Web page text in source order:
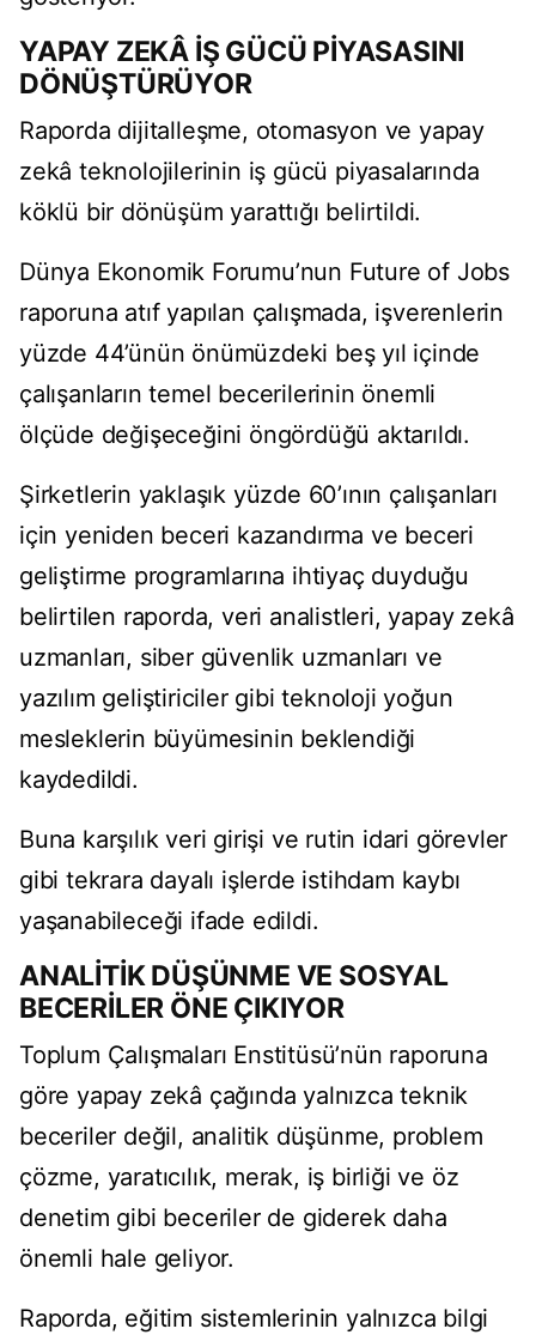
YAPAY ZEKÂ İŞ GÜCÜ PİYASASINI
DÖNÜŞTÜRÜYOR
Raporda dijitalleşme, otomasyon ve yapay
zekâ teknolojilerinin iş gücü piyasalarında
köklü bir dönüşüm yarattığı belirtildi.
Dünya Ekonomik Forumu’nun Future of Jobs
raporuna atıf yapılan çalışmada, işverenlerin
yüzde 44’ünün önümüzdeki beş yıl içinde
çalışanların temel becerilerinin önemli
ölçüde değişeceğini öngördüğü aktarıldı.
Şirketlerin yaklaşık yüzde 60’ının çalışanları
için yeniden beceri kazandırma ve beceri
geliştirme programlarına ihtiyaç duyduğu
belirtilen raporda, veri analistleri, yapay zekâ
uzmanları, siber güvenlik uzmanları ve
yazılım geliştiriciler gibi teknoloji yoğun
mesleklerin büyümesinin beklendiği
kaydedildi.
Buna karşılık veri girişi ve rutin idari görevler
gibi tekrara dayalı işlerde istihdam kaybı
yaşanabileceği ifade edildi.
ANALİTİK DÜŞÜNME VE SOSYAL
BECERİLER ÖNE ÇIKIYOR
Toplum Çalışmaları Enstitüsü’nün raporuna
göre yapay zekâ çağında yalnızca teknik
beceriler değil, analitik düşünme, problem
çözme, yaratıcılık, merak, iş birliği ve öz
denetim gibi beceriler de giderek daha
önemli hale geliyor.
Raporda, eğitim sistemlerinin yalnızca bilgi